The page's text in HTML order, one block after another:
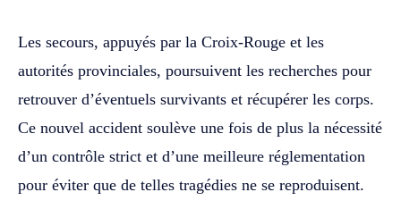
Les secours, appuyés par la Croix-Rouge et les
autorités provinciales, poursuivent les recherches pour
retrouver d’éventuels survivants et récupérer les corps.
Ce nouvel accident soulève une fois de plus la nécessité
d’un contrôle strict et d’une meilleure réglementation
pour éviter que de telles tragédies ne se reproduisent.